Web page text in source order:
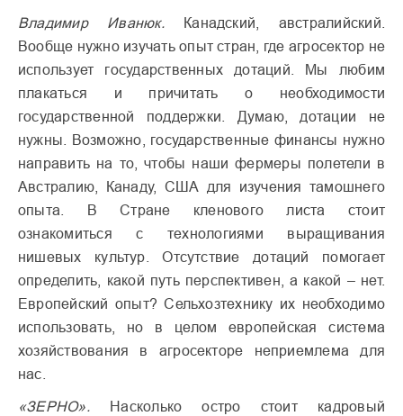
Владимир Иванюк.Канадский, австралийский.
Вообще нужно изучать опыт стран, где агросектор не
использует государственных дотаций. Мы любим
плакаться и причитать о необходимости
государственной поддержки. Думаю, дотации не
нужны. Возможно, государственные финансы нужно
направить на то, чтобы наши фермеры полетели в
Австралию, Канаду, США для изучения тамошнего
опыта. В Стране кленового листа стоит
ознакомиться с технологиями выращивания
нишевых культур. Отсутствие дотаций помогает
определить, какой путь перспективен, а какой – нет.
Европейский опыт? Сельхозтехнику их необходимо
использовать, но в целом европейская система
хозяйствования в агросекторе неприемлема для
нас.
«ЗЕРНО».Насколько остро стоит кадровый